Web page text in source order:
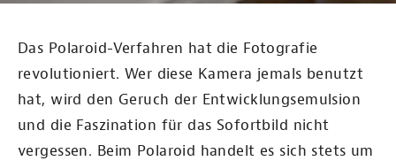
Das Polaroid-Verfahren hat die Fotografie
revolutioniert. Wer diese Kamera jemals benutzt
hat, wird den Geruch der Entwicklungsemulsion
und die Faszination für das Sofortbild nicht
vergessen. Beim Polaroid handelt es sich stets um